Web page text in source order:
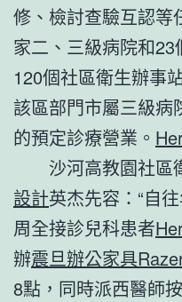
修、檢討查驗互認等
家二、三級病院和
120個社區衛生辦事
該區部門市屬三級病
的預定診療營業。
沙河高教園社區
設計英杰先容：“自
周全接診兒科患者
辦震旦辦公家具
8點，同時派西醫師